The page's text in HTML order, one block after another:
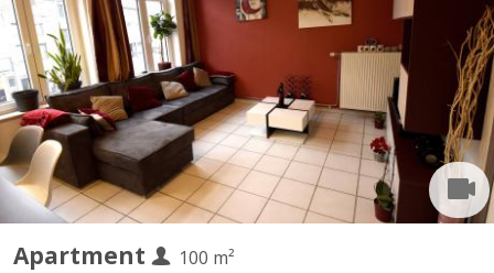
Apartment
100 m²
Belle Coloc en plein centre, au calme, non loin de la gare, près
des commerces et à une minute de la faculté d'agronomie vous
bénéficierez d'un lit double et un bureau dans une chambre avec
vue sur jardin. Salle de bain spacieuse. Cuisine ouverte donnant
sur le séjour. Touts deux moderne et très...